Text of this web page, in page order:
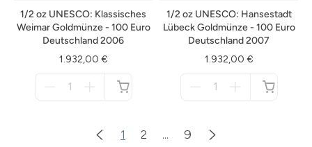
1/2 oz UNESCO: Klassisches
Weimar Goldmünze - 100 Euro
Deutschland 2006
1.932,00 €
1/2 oz UNESCO: Hansestadt
Lübeck Goldmünze - 100 Euro
Deutschland 2007
1.932,00 €
1 2 ... 9